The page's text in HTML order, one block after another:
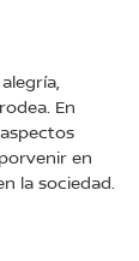
En
en
la sociedad.